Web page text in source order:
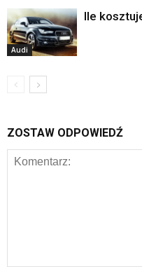
Audi
Ile
ZOSTAW ODPOWIEDŹ